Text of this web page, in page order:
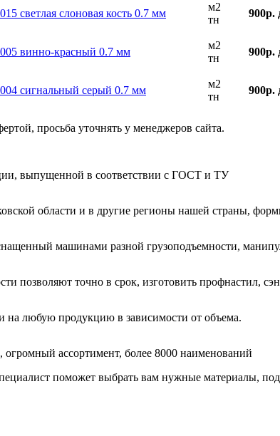
светлая слоновая кость 0.7 мм
м2
тн
900р.
винно-красный 0.7 мм
м2
тн
900р.
сигнальный серый 0.7 мм
м2
тн
900р.
просьба уточнять у менеджеров сайта.
выпущенной в соответствии с ГОСТ и ТУ
области и в другие регионы нашей страны,
машинами разной грузоподъемности,
позволяют точно в срок, изготовить профнастил,
любую продукцию в зависимости от объема.
огромный ассортимент, более 8000 наименований
поможет выбрать вам нужные материалы,